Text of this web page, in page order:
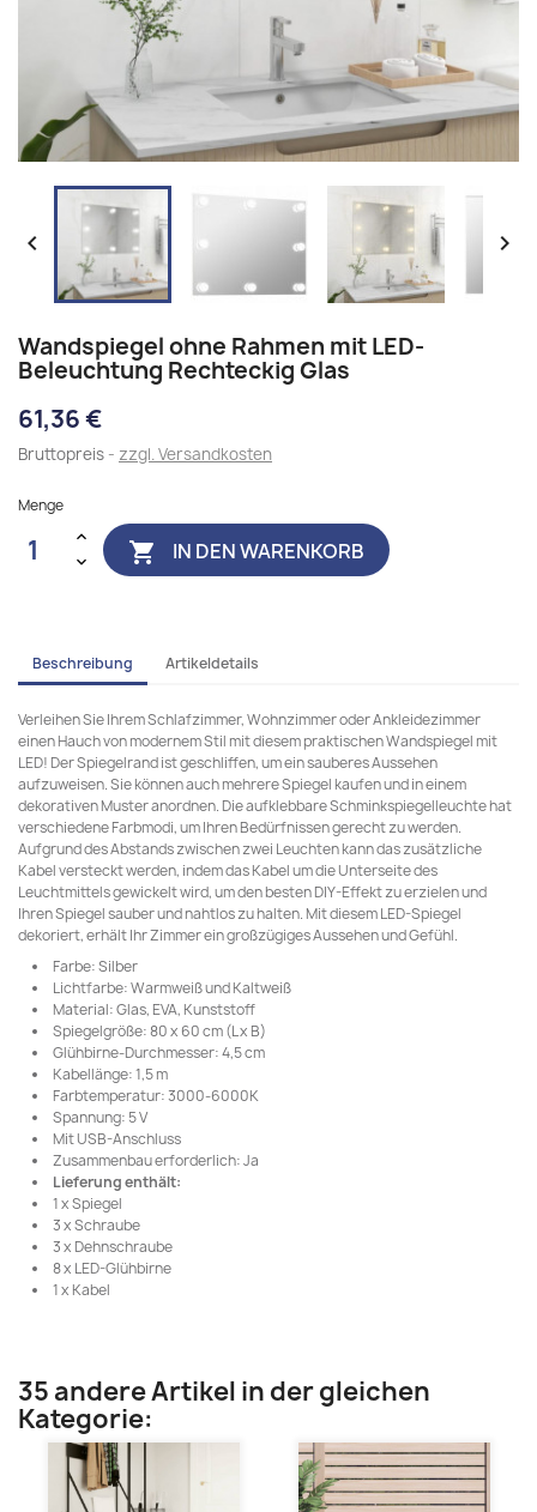
 
Wandspiegel ohne Rahmen mit LED-
Beleuchtung Rechteckig Glas
61,36 €
Bruttopreis zzgl. Versandkosten
Menge
 IN DEN WARENKORB
Beschreibung Artikeldetails
Verleihen Sie Ihrem Schlafzimmer, Wohnzimmer oder Ankleidezimmer
einen Hauch von modernem Stil mit diesem praktischen Wandspiegel mit
LED! Der Spiegelrand ist geschliffen, um ein sauberes Aussehen
aufzuweisen. Sie können auch mehrere Spiegel kaufen und in einem
dekorativen Muster anordnen. Die aufklebbare Schminkspiegelleuchte hat
verschiedene Farbmodi, um Ihren Bedürfnissen gerecht zu werden.
Aufgrund des Abstands zwischen zwei Leuchten kann das zusätzliche
Kabel versteckt werden, indem das Kabel um die Unterseite des
Leuchtmittels gewickelt wird, um den besten DIY-Effekt zu erzielen und
Ihren Spiegel sauber und nahtlos zu halten. Mit diesem LED-Spiegel
dekoriert, erhält Ihr Zimmer ein großzügiges Aussehen und Gefühl.
Farbe: Silber
Lichtfarbe: Warmweiß und Kaltweiß
Material: Glas, EVA, Kunststoff
Spiegelgröße: 80 x 60 cm (L x B)
Glühbirne-Durchmesser: 4,5 cm
Kabellänge: 1,5 m
Farbtemperatur: 3000-6000K
Spannung: 5 V
Mit USB-Anschluss
Zusammenbau erforderlich: Ja
Lieferung enthält:
1 x Spiegel
3 x Schraube
3 x Dehnschraube
8 x LED-Glühbirne
1 x Kabel
35 andere Artikel in der gleichen
Kategorie: